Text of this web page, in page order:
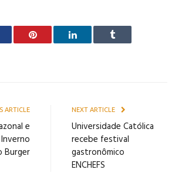
Pinterest LinkedIn Tumblr
ARTICLE
e
Burger
NEXT ARTICLE
Universidade Católica
recebe festival
gastronômico
ENCHEFS